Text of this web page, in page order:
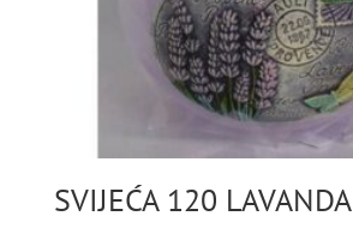
SVIJEĆA 120 LAVANDA